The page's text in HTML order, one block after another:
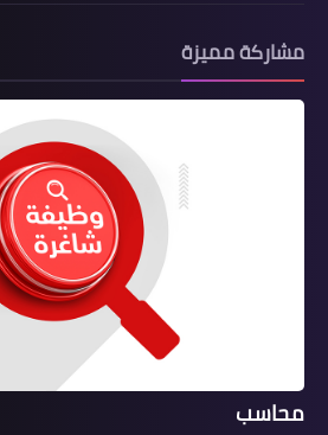
مشاركة مميزة
محاسب